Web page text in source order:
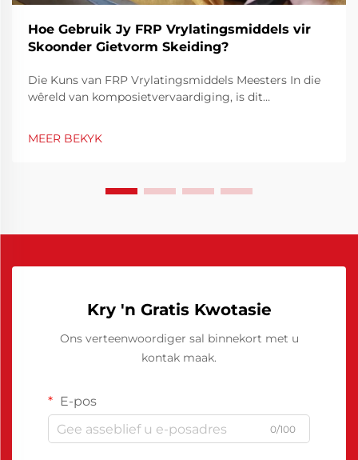
Hoe Gebruik Jy FRP Vrylatingsmiddels vir
Skoonder Gietvorm Skeiding?
Die Kuns van FRP Vrylatingsmiddels Meesters In die
wêreld van komposietvervaardiging, is dit
kwaliteit FRP (vezelversterkte plastiek) komponente.
MEER BEKYK
Kry 'n Gratis Kwotasie
Ons verteenwoordiger sal binnekort met u
kontak maak.
E-pos
0/100